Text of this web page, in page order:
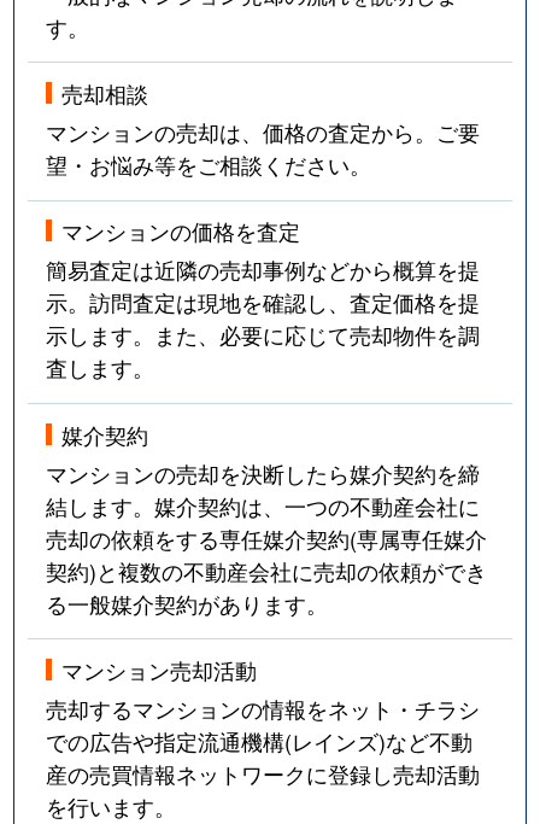
す。
売却相談
マンションの売却は、価格の査定から。ご要
望・お悩み等をご相談ください。
マンションの価格を査定
簡易査定は近隣の売却事例などから概算を提
示。訪問査定は現地を確認し、査定価格を提
示します。また、必要に応じて売却物件を調
査します。
媒介契約
マンションの売却を決断したら媒介契約を締
結します。媒介契約は、一つの不動産会社に
売却の依頼をする専任媒介契約(専属専任媒介
契約)と複数の不動産会社に売却の依頼ができ
る一般媒介契約があります。
マンション売却活動
売却するマンションの情報をネット・チラシ
での広告や指定流通機構(レインズ)など不動
産の売買情報ネットワークに登録し売却活動
を行います。